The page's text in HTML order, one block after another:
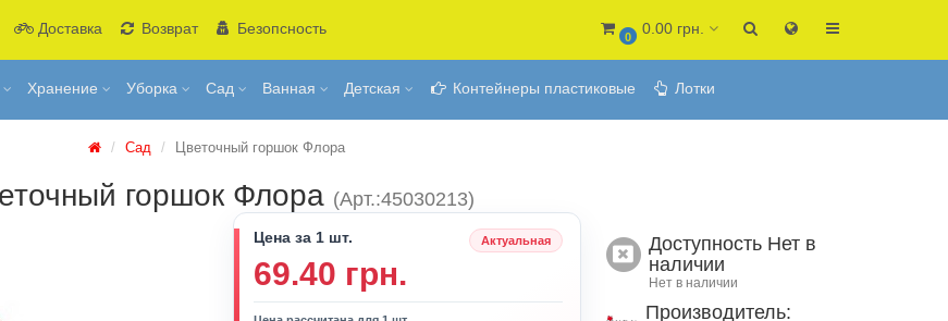
Доставка Возврат Безопсность
0
0.00 грн.
Хранение Уборка Сад Ванная Детская Контейнеры пластиковые Лотки
Сад Цветочный горшок Флора
горшок Флора (Арт.:45030213)
Цена за 1 шт. Актуальная
69.40 грн.
Доступность Нет в
наличии
Нет в наличии
Производитель: